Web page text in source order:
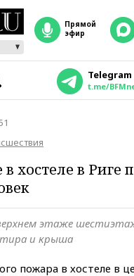
прямой
эфир
Telegram
t.me/
хостеле в Риге
этаже
и крыша
пожара в хостеле в